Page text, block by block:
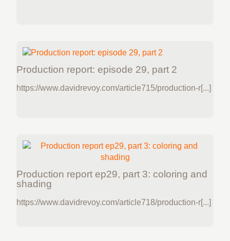
Production report: episode 29, part 2
https://www.davidrevoy.com/article715/production-r[...]
Production report ep29, part 3: coloring and
shading
https://www.davidrevoy.com/article718/production-r[...]